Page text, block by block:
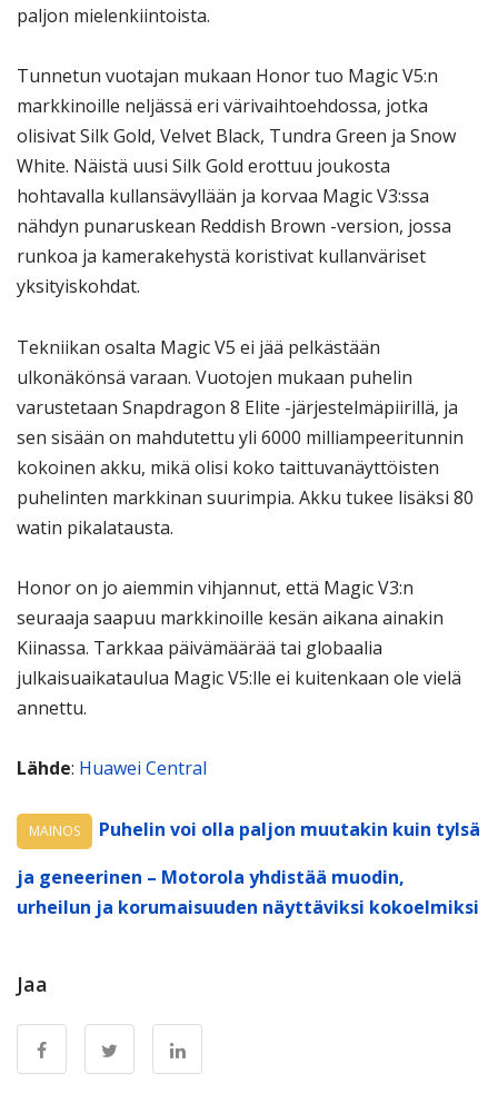
paljon mielenkiintoista.
Tunnetun vuotajan mukaan Honor tuo Magic V5:n
markkinoille neljässä eri värivaihtoehdossa, jotka
olisivat Silk Gold, Velvet Black, Tundra Green ja Snow
White. Näistä uusi Silk Gold erottuu joukosta
hohtavalla kullansävyllään ja korvaa Magic V3:ssa
nähdyn punaruskean Reddish Brown -version, jossa
runkoa ja kamerakehystä koristivat kullanväriset
yksityiskohdat.
Tekniikan osalta Magic V5 ei jää pelkästään
ulkonäkönsä varaan. Vuotojen mukaan puhelin
varustetaan Snapdragon 8 Elite -järjestelmäpiirillä, ja
sen sisään on mahdutettu yli 6000 milliampeeritunnin
kokoinen akku, mikä olisi koko taittuvanäyttöisten
puhelinten markkinan suurimpia. Akku tukee lisäksi 80
watin pikalatausta.
Honor on jo aiemmin vihjannut, että Magic V3:n
seuraaja saapuu markkinoille kesän aikana ainakin
Kiinassa. Tarkkaa päivämäärää tai globaalia
julkaisuaikataulua Magic V5:lle ei kuitenkaan ole vielä
annettu.
Lähde: Huawei Central
MAINOS
Puhelin voi olla paljon muutakin kuin tylsä
ja geneerinen – Motorola yhdistää muodin,
urheilun ja korumaisuuden näyttäviksi kokoelmiksi
Jaa